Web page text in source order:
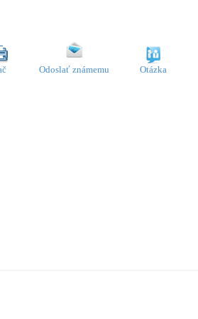
Odoslať známemu Otázka